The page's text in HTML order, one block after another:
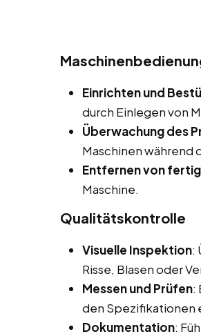
Einrichten und
durch Einlegen von
Überwachung des
Maschinen während
Entfernen von
Maschine.
Qualitätskontrolle
Visuelle Inspektion:
Risse, Blasen oder
Messen und Prüfen:
den Spezifikationen
Dokumentation: